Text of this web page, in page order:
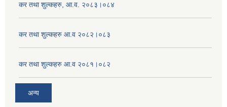
कर तथा शुल्कहरु, आ.व. २०८३।०८४
कर तथा शुल्कहरु आ.व २०८२।०८३
कर तथा शुल्कहरु आ.व २०८१।०८२
अन्य